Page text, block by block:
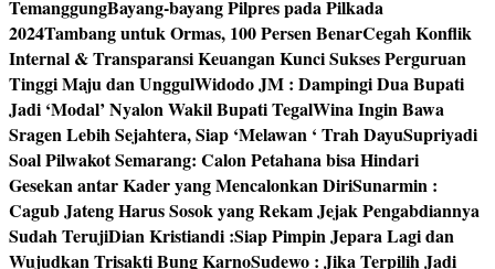
TemanggungBayang-bayang Pilpres pada Pilkada
2024Tambang untuk Ormas, 100 Persen BenarCegah Konflik
Internal & Transparansi Keuangan Kunci Sukses Perguruan
Tinggi Maju dan UnggulWidodo JM : Dampingi Dua Bupati
Jadi ‘Modal’ Nyalon Wakil Bupati TegalWina Ingin Bawa
Sragen Lebih Sejahtera, Siap ‘Melawan ‘ Trah DayuSupriyadi
Soal Pilwakot Semarang: Calon Petahana bisa Hindari
Gesekan antar Kader yang Mencalonkan DiriSunarmin :
Cagub Jateng Harus Sosok yang Rekam Jejak Pengabdiannya
Sudah TerujiDian Kristiandi :Siap Pimpin Jepara Lagi dan
Wujudkan Trisakti Bung KarnoSudewo : Jika Terpilih Jadi